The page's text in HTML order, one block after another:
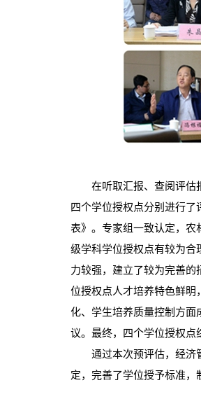
在听取汇报、查阅评估报
四个学位授权点分别进行
表》。专家组一致认定，农
级学科学位授权点有较为合
力较强，建立了较为完善
位授权点人才培养特色鲜明
化、学生培养质量控制方面
议。最终，四个学位授权点
通过本次预评估，经济管
定，完善了学位授予标准，